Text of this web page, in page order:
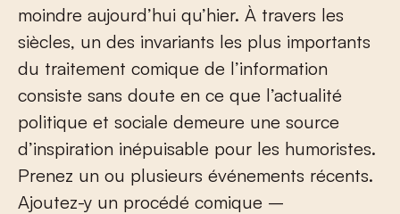
moindre aujourd’hui qu’hier. À travers les
siècles, un des invariants les plus importants
du traitement comique de l’information
consiste sans doute en ce que l’actualité
politique et sociale demeure une source
d’inspiration inépuisable pour les humoristes.
Prenez un ou plusieurs événements récents.
Ajoutez-y un procédé comique –